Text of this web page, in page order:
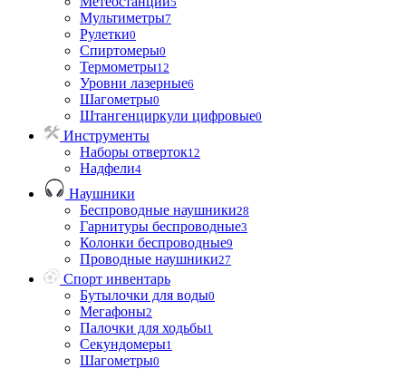
Мультиметры7
Рулетки0
Спиртомеры0
Термометры12
Уровни лазерные6
Шагометры0
Штангенциркули цифровые0
Инструменты
Наборы отверток12
Надфели4
Наушники
Беспроводные наушники28
Гарнитуры беспроводные3
Колонки беспроводные9
Проводные наушники27
Спорт инвентарь
Бутылочки для воды0
Мегафоны2
Палочки для ходьбы1
Секундомеры1
Шагометры0